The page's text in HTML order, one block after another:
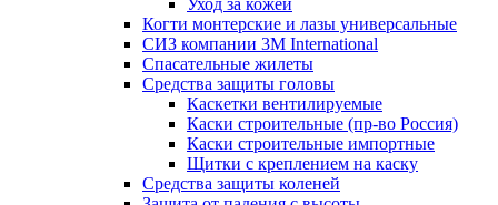
Уход за кожей
Когти монтерские и лазы универсальные
СИЗ компании 3М International
Спасательные жилеты
Средства защиты головы
Каскетки вентилируемые
Каски строительные (пр-во Россия)
Каски строительные импортные
Щитки с креплением на каску
Средства защиты коленей